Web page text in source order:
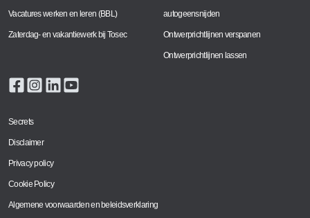
Vacatures werken en leren (BBL)
Zaterdag- en vakantiewerk bij Tosec
autogeensnijden
Ontwerprichtlijnen verspanen
Ontwerprichtlijnen lassen
Secrets
Disclaimer
Privacy policy
Cookie Policy
Algemene voorwaarden en beleidsverklaring